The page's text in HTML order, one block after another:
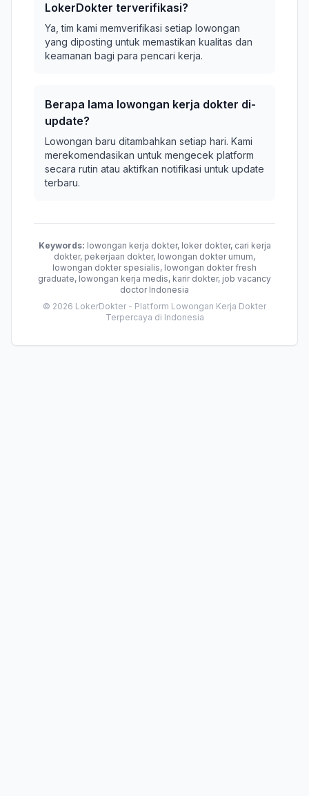
LokerDokter terverifikasi?
Ya, tim kami memverifikasi setiap lowongan
yang diposting untuk memastikan kualitas dan
keamanan bagi para pencari kerja.
Berapa lama lowongan kerja dokter di-
update?
Lowongan baru ditambahkan setiap hari. Kami
merekomendasikan untuk mengecek platform
secara rutin atau aktifkan notifikasi untuk update
terbaru.
Keywords: lowongan kerja dokter, loker dokter, cari kerja
dokter, pekerjaan dokter, lowongan dokter umum,
lowongan dokter spesialis, lowongan dokter fresh
graduate, lowongan kerja medis, karir dokter, job vacancy
doctor Indonesia
© 2026 LokerDokter - Platform Lowongan Kerja Dokter
Terpercaya di Indonesia